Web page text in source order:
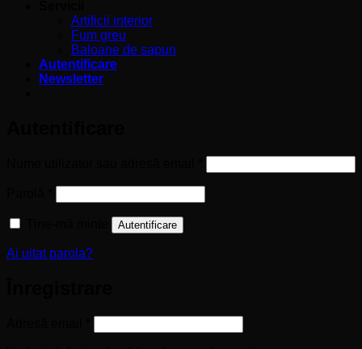
Artificii interior
Fum greu
Baloane de sapun
Autentificare
Newsletter
Autentificare
Ai uitat parola?